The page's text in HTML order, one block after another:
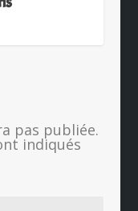
pas publiée.
indiqués